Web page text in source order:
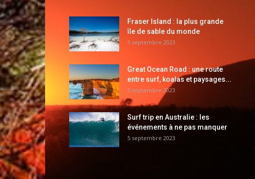
Fraser Island : la plus grande
île de sable du monde
5 septembre 2023
Great Ocean Road : une route
entre surf, koalas et paysages...
5 septembre 2023
Surf trip en Australie : les
événements à ne pas manquer
5 septembre 2023